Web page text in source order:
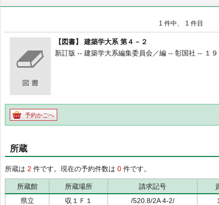
1 件中、 1 件目
【図書】 建築学大系 第４－２
新訂版 -- 建築学大系編集委員会／編 -- 彰国社 -- １
予約かごへ
所蔵
所蔵は 2 件です。現在の予約件数は 0 件です。
所蔵館 所蔵場所 請求記号
県立
収１Ｆ１ /520.8/2A 4-2/